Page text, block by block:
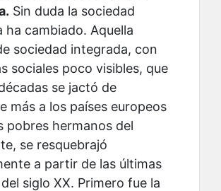
Sin duda la sociedad
ha cambiado. Aquella
sociedad integrada, con
sociales poco visibles, que
se jactó de
más a los países europeos
pobres hermanos del
se resquebrajó
a partir de las últimas
siglo XX. Primero fue la